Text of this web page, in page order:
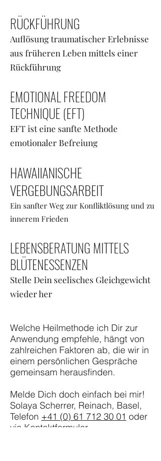
RÜCKFÜHRUNG
Auflösung traumatischer Erlebnisse
aus früheren Leben mittels einer
Rückführung
EMOTIONAL FREEDOM
TECHNIQUE (EFT)
EFT ist eine sanfte Methode
emotionaler Befreiung
HAWAIIANISCHE
VERGEBUNGSARBEIT
Ein sanfter Weg zur Konfliktlösung und zu
innerem Frieden
LEBENSBERATUNG MITTELS
BLÜTENESSENZEN
Stelle Dein seelisches Gleichgewicht
wieder her
Welche Heilmethode ich Dir zur
Anwendung empfehle, hängt von
zahlreichen Faktoren ab, die wir in
einem persönlichen Gespräche
gemeinsam herausfinden.
Melde Dich doch einfach bei mir!
Solaya Scherrer, Reinach, Basel,
Telefon +41 (0) 61 712 30 01 oder
via Kontaktformular